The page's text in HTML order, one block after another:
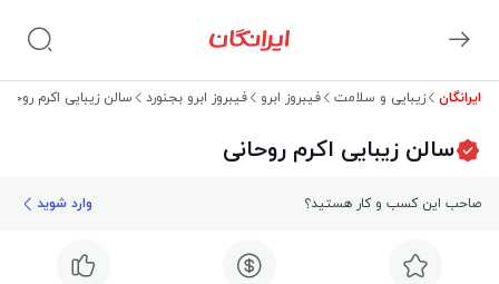
ایرانگان زیبایی و سلامت فیبروز ابرو فیبروز ابرو بجنورد سالن زیبایی اکرم
سالن زیبایی اکرم روحانی
صاحب این کسب و کار هستید؟ وارد شوید